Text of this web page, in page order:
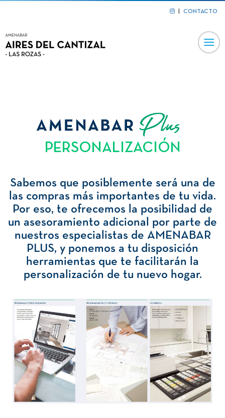
CONTACTO
PERSONALIZACIÓN
Sabemos que posiblemente será una de
las compras más importantes de tu vida.
Por eso, te ofrecemos la posibilidad de
un asesoramiento adicional por parte de
nuestros especialistas de AMENABAR
PLUS, y ponemos a tu disposición
herramientas que te facilitarán la
personalización de tu nuevo hogar.